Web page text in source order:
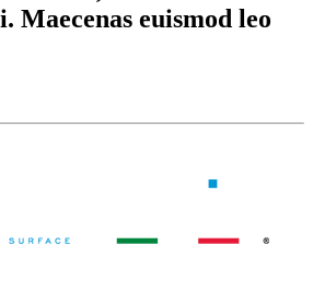
Maecenas euismod leo